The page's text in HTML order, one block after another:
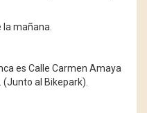
mañana.
es Calle Carmen Amaya
al Bikepark).